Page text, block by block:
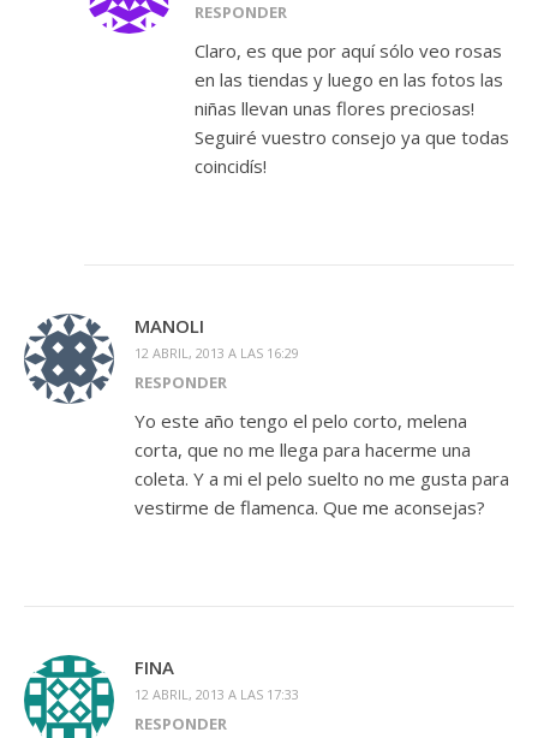
RESPONDER
Claro, es que por aquí sólo veo rosas
en las tiendas y luego en las fotos las
niñas llevan unas flores preciosas!
Seguiré vuestro consejo ya que todas
coincidís!
MANOLI
12 ABRIL, 2013 A LAS 16:29
RESPONDER
Yo este año tengo el pelo corto, melena
corta, que no me llega para hacerme una
coleta. Y a mi el pelo suelto no me gusta para
vestirme de flamenca. Que me aconsejas?
FINA
12 ABRIL, 2013 A LAS 17:33
RESPONDER